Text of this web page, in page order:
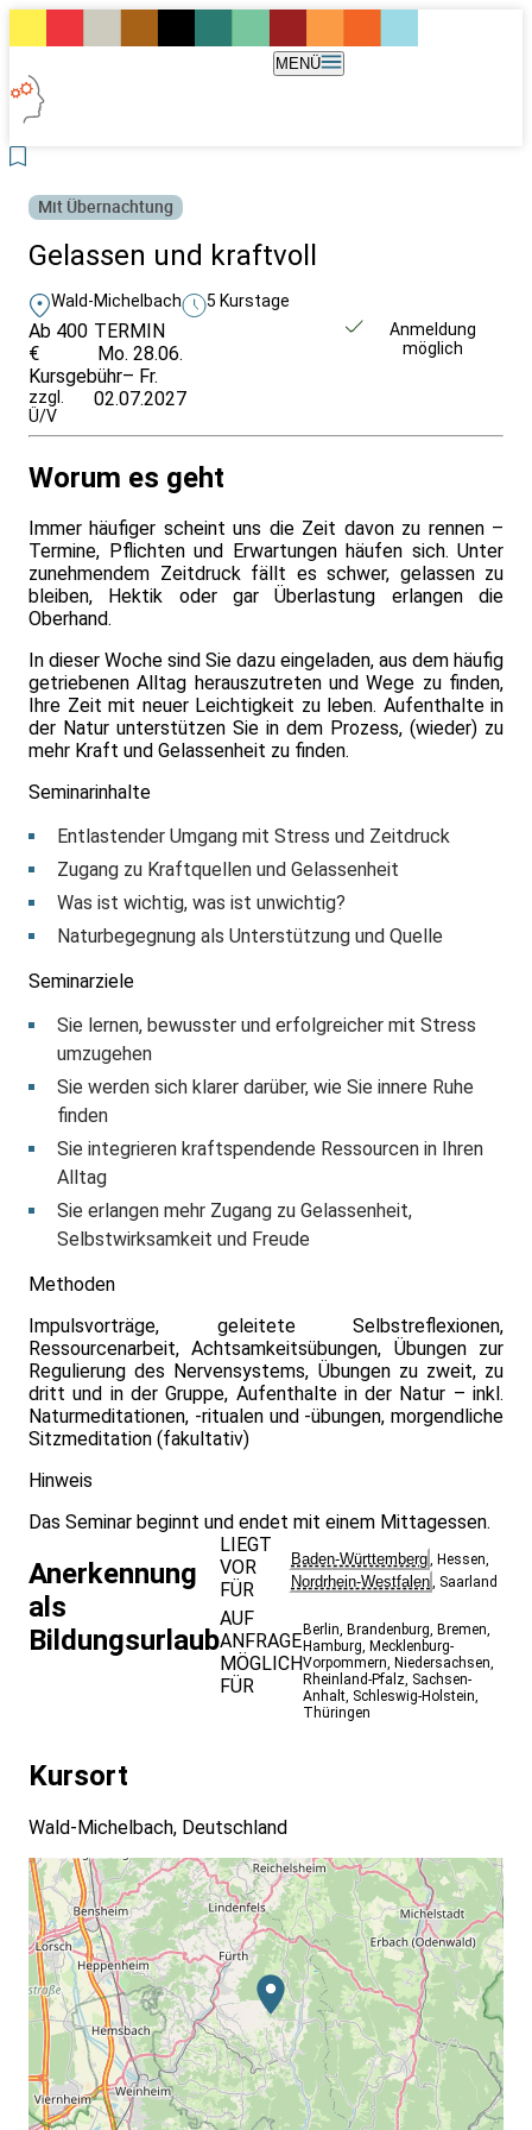
MENÜ
Mit Übernachtung
Gelassen und kraftvoll
Wald-Michelbach 5 Kurstage
Ab 400
€
Kursgebühr
zzgl.
Ü/V
TERMIN
Mo. 28.06.
– Fr.
02.07.2027
Anmeldung
möglich
Worum es geht
Immer häufiger scheint uns die Zeit davon zu rennen –
Termine, Pflichten und Erwartungen häufen sich. Unter
zunehmendem Zeitdruck fällt es schwer, gelassen zu
bleiben, Hektik oder gar Überlastung erlangen die
Oberhand.
In dieser Woche sind Sie dazu eingeladen, aus dem häufig
getriebenen Alltag herauszutreten und Wege zu finden,
Ihre Zeit mit neuer Leichtigkeit zu leben. Aufenthalte in
der Natur unterstützen Sie in dem Prozess, (wieder) zu
mehr Kraft und Gelassenheit zu finden.
Seminarinhalte
Entlastender Umgang mit Stress und Zeitdruck
Zugang zu Kraftquellen und Gelassenheit
Was ist wichtig, was ist unwichtig?
Naturbegegnung als Unterstützung und Quelle
Seminarziele
Sie lernen, bewusster und erfolgreicher mit Stress
umzugehen
Sie werden sich klarer darüber, wie Sie innere Ruhe
finden
Sie integrieren kraftspendende Ressourcen in Ihren
Alltag
Sie erlangen mehr Zugang zu Gelassenheit,
Selbstwirksamkeit und Freude
Methoden
Impulsvorträge, geleitete Selbstreflexionen,
Ressourcenarbeit, Achtsamkeitsübungen, Übungen zur
Regulierung des Nervensystems, Übungen zu zweit, zu
dritt und in der Gruppe, Aufenthalte in der Natur – inkl.
Naturmeditationen, -ritualen und -übungen, morgendliche
Sitzmeditation (fakultativ)
Hinweis
Das Seminar beginnt und endet mit einem Mittagessen.
Anerkennung
als
Bildungsurlaub
LIEGT
VOR
FÜR
Baden-Württemberg, Hessen,
Nordrhein-Westfalen, Saarland
AUF
ANFRAGE
MÖGLICH
FÜR
Berlin, Brandenburg, Bremen,
Hamburg, Mecklenburg-
Vorpommern, Niedersachsen,
Rheinland-Pfalz, Sachsen-
Anhalt, Schleswig-Holstein,
Thüringen
Kursort
Wald-Michelbach, Deutschland